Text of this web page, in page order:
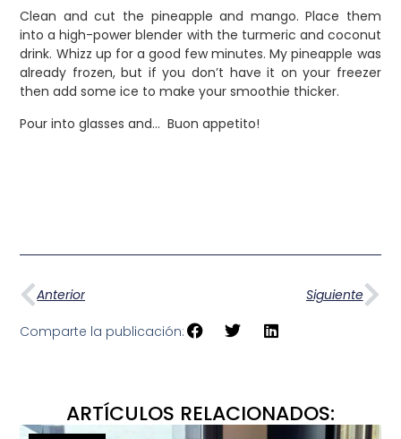
Clean and cut the pineapple and mango. Place them
into a high-power blender with the turmeric and coconut
drink. Whizz up for a good few minutes. My pineapple was
already frozen, but if you don’t have it on your freezer
then add some ice to make your smoothie thicker.
Pour into glasses and… Buon appetito!
Anterior Siguiente
Comparte la publicación:
ARTÍCULOS RELACIONADOS: